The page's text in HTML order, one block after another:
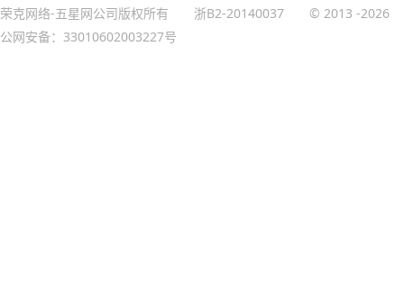
荣克网络-五星网公司版权所有 浙B2-20140037 © 2013 -2026
公网安备：33010602003227号